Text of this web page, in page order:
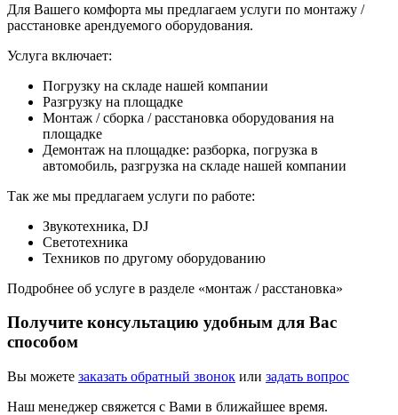
Для Вашего комфорта мы предлагаем услуги по монтажу /
расстановке арендуемого оборудования.
Услуга включает:
Погрузку на складе нашей компании
Разгрузку на площадке
Монтаж / сборка / расстановка оборудования на
площадке
Демонтаж на площадке: разборка, погрузка в
автомобиль, разгрузка на складе нашей компании
Так же мы предлагаем услуги по работе:
Звукотехника, DJ
Светотехника
Техников по другому оборудованию
Подробнее об услуге в разделе «монтаж / расстановка»
Получите консультацию удобным для Вас
способом
Вы можете заказать обратный звонок или задать вопрос
Наш менеджер свяжется с Вами в ближайшее время.